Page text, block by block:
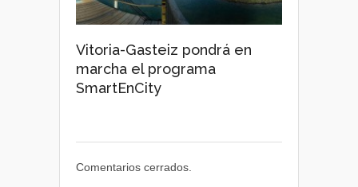
Vitoria-Gasteiz pondrá en
marcha el programa
SmartEnCity
Comentarios cerrados.